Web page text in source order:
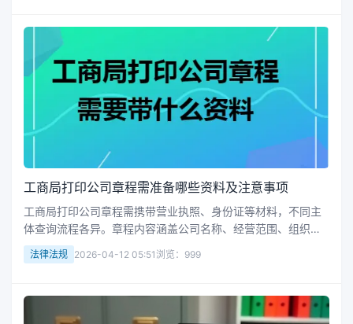
工商局打印公司章程需准备哪些资料及注意事项
工商局打印公司章程需携带营业执照、身份证等材料，不同主
体查询流程各异。章程内容涵盖公司名称、经营范围、组织架
构等核心事项，是企业合规运营的关键依据。了解必备资料及
章程内容对维护公司权益至关重要。
法律法规 2026-04-12 05:51 浏览：999